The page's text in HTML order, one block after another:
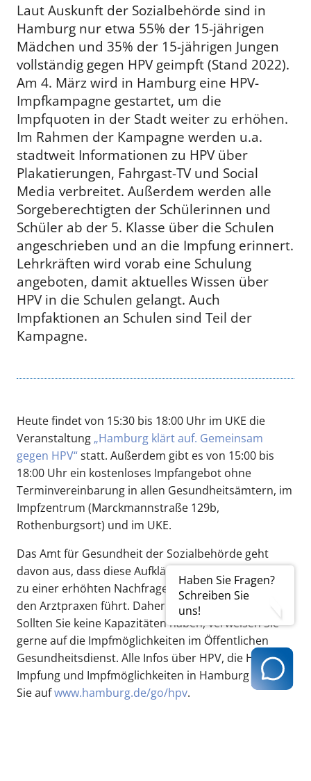
Haben Sie Fragen?
Schreiben Sie
uns!
Laut Auskunft der Sozialbehörde sind in
Hamburg nur etwa 55% der 15-jährigen
Mädchen und 35% der 15-jährigen Jungen
vollständig gegen HPV geimpft (Stand 2022).
Am 4. März wird in Hamburg eine HPV-
Impfkampagne gestartet, um die
Impfquoten in der Stadt weiter zu erhöhen.
Im Rahmen der Kampagne werden u.a.
stadtweit Informationen zu HPV über
Plakatierungen, Fahrgast-TV und Social
Media verbreitet. Außerdem werden alle
Sorgeberechtigten der Schülerinnen und
Schüler ab der 5. Klasse über die Schulen
angeschrieben und an die Impfung erinnert.
Lehrkräften wird vorab eine Schulung
angeboten, damit aktuelles Wissen über
HPV in die Schulen gelangt. Auch
Impfaktionen an Schulen sind Teil der
Kampagne.
Heute findet von 15:30 bis 18:00 Uhr im UKE die
Veranstaltung „Hamburg klärt auf. Gemeinsam
gegen HPV“statt. Außerdem gibt es von 15:00 bis
18:00 Uhr ein kostenloses Impfangebot ohne
Terminvereinbarung in allen Gesundheitsämtern, im
Impfzentrum (Marckmannstraße 129b,
Rothenburgsort) und im UKE.
Das Amt für Gesundheit der Sozialbehörde geht
davon aus, dass diese Aufklärungskampagne auch
zu einer erhöhten Nachfrage nach HPV-Impfungen in
den Arztpraxen führt. Daher die Bitte:
Sollten Sie keine Kapazitäten haben, verweisen Sie
gerne auf die Impfmöglichkeiten im Öffentlichen
Gesundheitsdienst. Alle Infos über HPV, die HPV
Impfung und Impfmöglichkeiten in Hamburg finden
Sie aufwww.hamburg.de/go/hpv.